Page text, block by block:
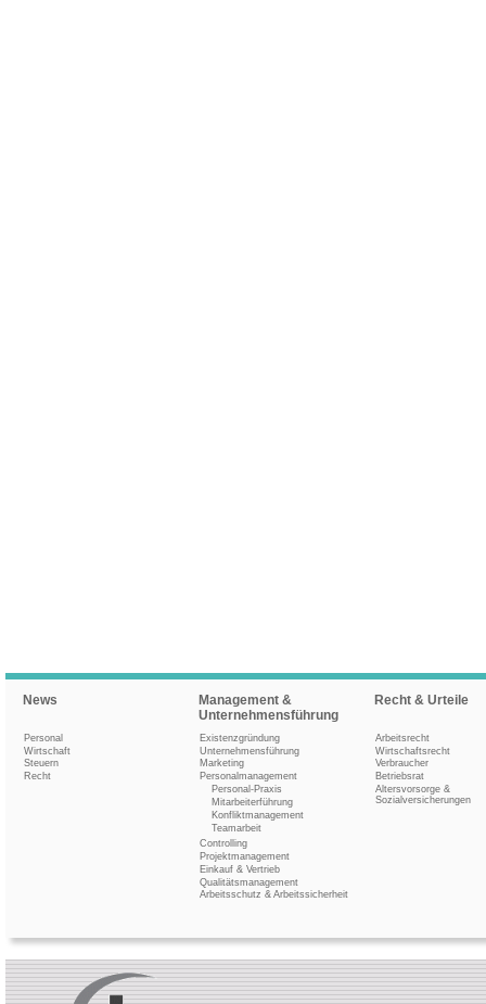
News
Personal
Wirtschaft
Steuern
Recht
Management &
Unternehmensführung
Existenzgründung
Unternehmensführung
Marketing
Personalmanagement
Personal-Praxis
Mitarbeiterführung
Konfliktmanagement
Teamarbeit
Controlling
Projektmanagement
Einkauf & Vertrieb
Qualitätsmanagement
Arbeitsschutz & Arbeitssicherheit
Recht & Urteile
Arbeitsrecht
Wirtschaftsrecht
Verbraucher
Betriebsrat
Altersvorsorge &
Sozialversicherungen